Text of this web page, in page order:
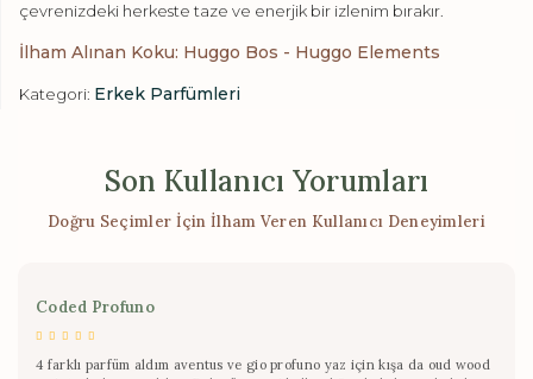
çevrenizdeki herkeste taze ve enerjik bir izlenim bırakır.
İlham Alınan Koku: Huggo Bos - Huggo Elements
Kategori: Erkek Parfümleri
Son Kullanıcı Yorumları
Doğru Seçimler İçin İlham Veren Kullanıcı Deneyimleri
Coded Profuno
4 farklı parfüm aldım aventus ve gio profuno yaz için kışa da oud wood